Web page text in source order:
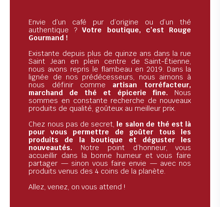
Envie d’un café pur d’origine ou d’un thé
authentique ?Votre boutique, c’est Rouge
Gourmand !
Existante depuis plus de quinze ans dans la rue
Saint Jean en plein centre de Saint-Étienne,
nous avons repris le flambeau en 2019. Dans la
lignée de nos prédécesseurs, nous aimons à
nous définir comme artisan torréfacteur,
marchand de thé et épicerie fine. Nous
sommes en constante recherche de nouveaux
produits de qualité, goûteux au meilleur prix.
Chez nous pas de secret, le salon de thé est là
pour vous permettre de goûter tous les
produits de la boutique et déguster les
nouveautés. Notre point d’honneur, vous
accueillir dans la bonne humeur et vous faire
partager — sinon vous faire envie — avec nos
produits venus des 4 coins de la planète.
Allez, venez, on vous attend !